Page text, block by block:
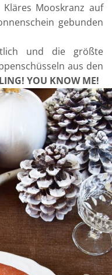
Mooskranz auf
gebunden
und die größte
aus den
YOU KNOW ME!